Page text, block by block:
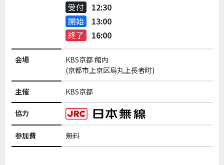
受付
12:30
開始
13:00
終了
16:00
会場
KBS京都 館内
(京都市上京区烏丸上長者町)
主催 KBS京都
協力
参加費 無料